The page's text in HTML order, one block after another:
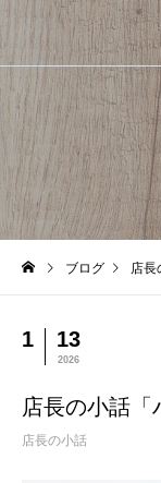
ブログ 店長
1 13
2026
店長の小話「
店長の小話